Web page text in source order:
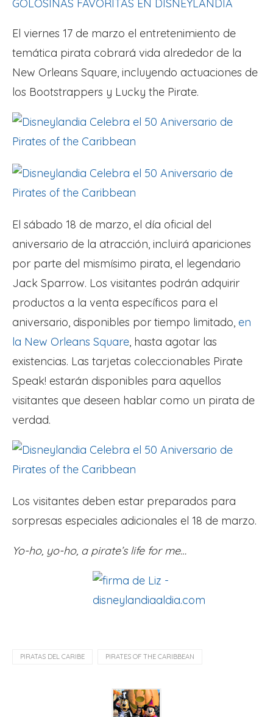
GOLOSINAS FAVORITAS EN DISNEYLANDIA
El viernes 17 de marzo el entretenimiento de
temática pirata cobrará vida alrededor de la
New Orleans Square, incluyendo actuaciones de
los Bootstrappers y Lucky the Pirate.
El sábado 18 de marzo, el día oficial del
aniversario de la atracción, incluirá apariciones
por parte del mismísimo pirata, el legendario
Jack Sparrow. Los visitantes podrán adquirir
productos a la venta específicos para el
aniversario, disponibles por tiempo limitado, en
la New Orleans Square, hasta agotar las
existencias. Las tarjetas coleccionables Pirate
Speak! estarán disponibles para aquellos
visitantes que deseen hablar como un pirata de
verdad.
Los visitantes deben estar preparados para
sorpresas especiales adicionales el 18 de marzo.
Yo-ho, yo-ho, a pirate’s life for me…
PIRATAS DEL CARIBE PIRATES OF THE CARIBBEAN